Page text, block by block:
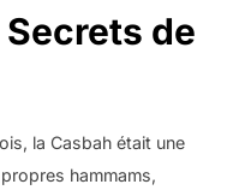
de
la Casbah était une
hammams,